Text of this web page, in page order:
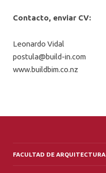
Contacto, enviar CV:
Leonardo Vidal
postula@build-in.com
www.buildbim.co.nz
FACULTAD DE ARQUITECTURA